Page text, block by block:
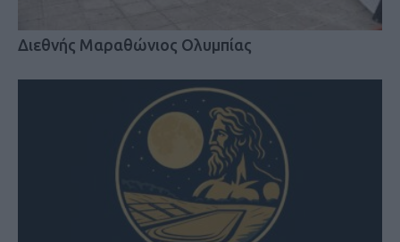
Διεθνής Μαραθώνιος Ολυμπίας